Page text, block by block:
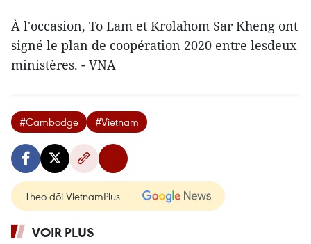
À l'occasion, To Lam et Krolahom Sar Kheng ont
signé le plan de coopération 2020 entre lesdeux
ministères. - VNA
#Cambodge #Vietnam
Theo dõi VietnamPlus
VOIR PLUS